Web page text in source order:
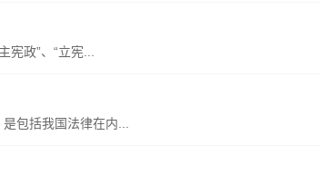
政”、“立宪...
包括我国法律在内...